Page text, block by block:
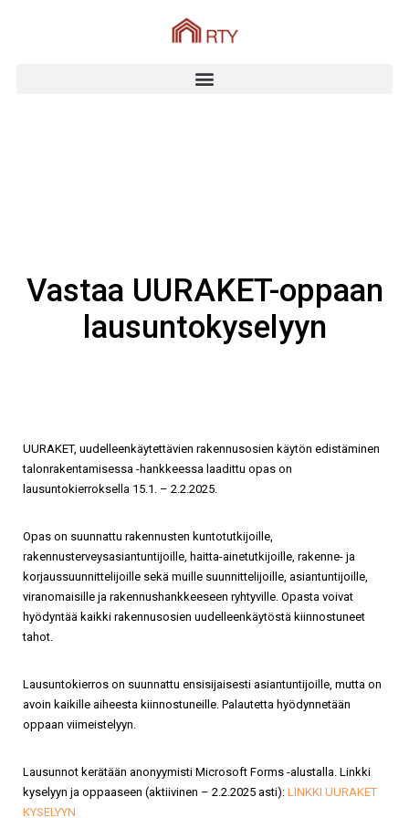
Vastaa UURAKET-oppaan
lausuntokyselyyn
UURAKET, uudelleenkäytettävien rakennusosien käytön edistäminen
talonrakentamisessa -hankkeessa laadittu opas on
lausuntokierroksella 15.1. – 2.2.2025.
Opas on suunnattu rakennusten kuntotutkijoille,
rakennusterveysasiantuntijoille, haitta-ainetutkijoille, rakenne- ja
korjaussuunnittelijoille sekä muille suunnittelijoille, asiantuntijoille,
viranomaisille ja rakennushankkeeseen ryhtyville. Opasta voivat
hyödyntää kaikki rakennusosien uudelleenkäytöstä kiinnostuneet
tahot.
Lausuntokierros on suunnattu ensisijaisesti asiantuntijoille, mutta on
avoin kaikille aiheesta kiinnostuneille. Palautetta hyödynnetään
oppaan viimeistelyyn.
Lausunnot kerätään anonyymisti Microsoft Forms -alustalla. Linkki
kyselyyn ja oppaaseen (aktiivinen – 2.2.2025 asti):LINKKI UURAKET
KYSELYYN